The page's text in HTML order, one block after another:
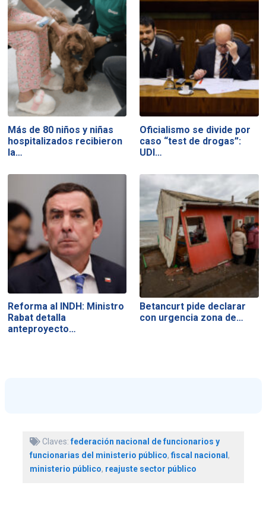
Más de 80 niños y niñas
hospitalizados recibieron
la…
Oficialismo se divide por
caso “test de drogas”:
UDI…
Reforma al INDH: Ministro
Rabat detalla
anteproyecto…
Betancurt pide declarar
con urgencia zona de…
Claves:federación nacional de funcionarios y
funcionarias del ministerio público, fiscal nacional,
ministerio público, reajuste sector público